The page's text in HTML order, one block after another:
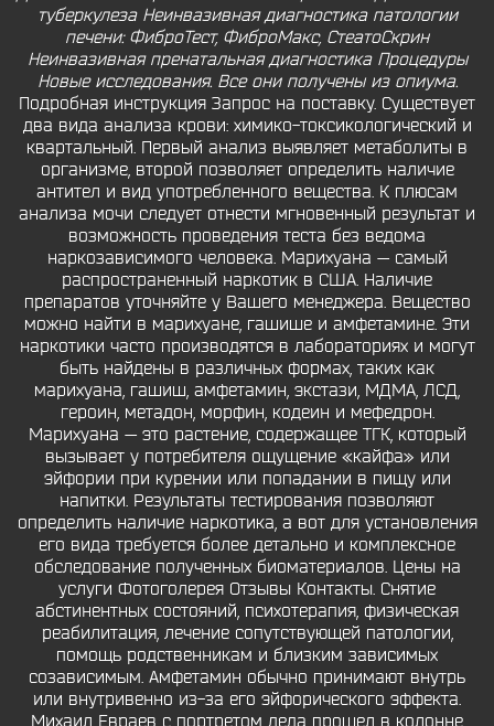
туберкулеза Неинвазивная диагностика патологии
печени: ФиброТест, ФиброМакс, СтеатоСкрин
Неинвазивная пренатальная диагностика Процедуры
Новые исследования. Все они получены из опиума.
Подробная инструкция Запрос на поставку. Существует
два вида анализа крови: химико-токсикологический и
квартальный. Первый анализ выявляет метаболиты в
организме, второй позволяет определить наличие
антител и вид употребленного вещества. К плюсам
анализа мочи следует отнести мгновенный результат и
возможность проведения теста без ведома
наркозависимого человека. Марихуана — самый
распространенный наркотик в США. Наличие
препаратов уточняйте у Вашего менеджера. Вещество
можно найти в марихуане, гашише и амфетамине. Эти
наркотики часто производятся в лабораториях и могут
быть найдены в различных формах, таких как
марихуана, гашиш, амфетамин, экстази, МДМА, ЛСД,
героин, метадон, морфин, кодеин и мефедрон.
Марихуана — это растение, содержащее ТГК, который
вызывает у потребителя ощущение «кайфа» или
эйфории при курении или попадании в пищу или
напитки. Результаты тестирования позволяют
определить наличие наркотика, а вот для установления
его вида требуется более детально и комплексное
обследование полученных биоматериалов. Цены на
услуги Фотоголерея Отзывы Контакты. Снятие
абстинентных состояний, психотерапия, физическая
реабилитация, лечение сопутствующей патологии,
помощь родственникам и близким зависимых
созависимым. Амфетамин обычно принимают внутрь
или внутривенно из-за его эйфорического эффекта.
Михаил Евраев с портретом деда прошел в колонне